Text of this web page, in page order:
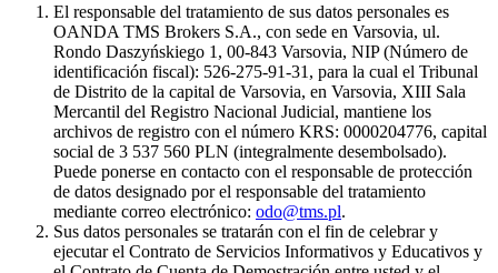
El responsable del tratamiento de sus datos personales es
OANDA TMS Brokers S.A., con sede en Varsovia, ul.
Rondo Daszyńskiego 1, 00-843 Varsovia, NIP (Número de
identificación fiscal): 526-275-91-31, para la cual el Tribunal
de Distrito de la capital de Varsovia, en Varsovia, XIII Sala
Mercantil del Registro Nacional Judicial, mantiene los
archivos de registro con el número KRS: 0000204776, capital
social de 3 537 560 PLN (integralmente desembolsado).
Puede ponerse en contacto con el responsable de protección
de datos designado por el responsable del tratamiento
mediante correo electrónico: odo@tms.pl.
Sus datos personales se tratarán con el fin de celebrar y
ejecutar el Contrato de Servicios Informativos y Educativos y